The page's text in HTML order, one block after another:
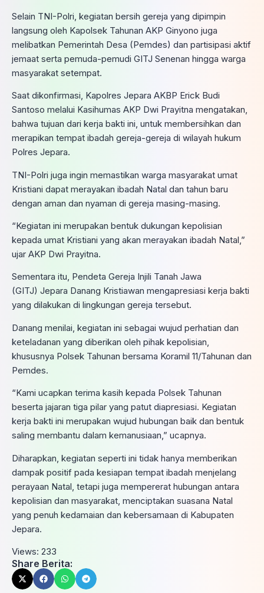
Selain TNI-Polri, kegiatan bersih gereja yang dipimpin
langsung oleh Kapolsek Tahunan AKP Ginyono juga
melibatkan Pemerintah Desa (Pemdes) dan partisipasi aktif
jemaat serta pemuda-pemudi GITJ Senenan hingga warga
masyarakat setempat.
Saat dikonfirmasi, Kapolres Jepara AKBP Erick Budi
Santoso melalui Kasihumas AKP Dwi Prayitna mengatakan,
bahwa tujuan dari kerja bakti ini, untuk membersihkan dan
merapikan tempat ibadah gereja-gereja di wilayah hukum
Polres Jepara.
TNI-Polri juga ingin memastikan warga masyarakat umat
Kristiani dapat merayakan ibadah Natal dan tahun baru
dengan aman dan nyaman di gereja masing-masing.
“Kegiatan ini merupakan bentuk dukungan kepolisian
kepada umat Kristiani yang akan merayakan ibadah Natal,”
ujar AKP Dwi Prayitna.
Sementara itu, Pendeta Gereja Injili Tanah Jawa
(GITJ) Jepara Danang Kristiawan mengapresiasi kerja bakti
yang dilakukan di lingkungan gereja tersebut.
Danang menilai, kegiatan ini sebagai wujud perhatian dan
keteladanan yang diberikan oleh pihak kepolisian,
khususnya Polsek Tahunan bersama Koramil 11/Tahunan dan
Pemdes.
“Kami ucapkan terima kasih kepada Polsek Tahunan
beserta jajaran tiga pilar yang patut diapresiasi. Kegiatan
kerja bakti ini merupakan wujud hubungan baik dan bentuk
saling membantu dalam kemanusiaan,” ucapnya.
Diharapkan, kegiatan seperti ini tidak hanya memberikan
dampak positif pada kesiapan tempat ibadah menjelang
perayaan Natal, tetapi juga mempererat hubungan antara
kepolisian dan masyarakat, menciptakan suasana Natal
yang penuh kedamaian dan kebersamaan di Kabupaten
Jepara.
Views: 233
Share Berita: